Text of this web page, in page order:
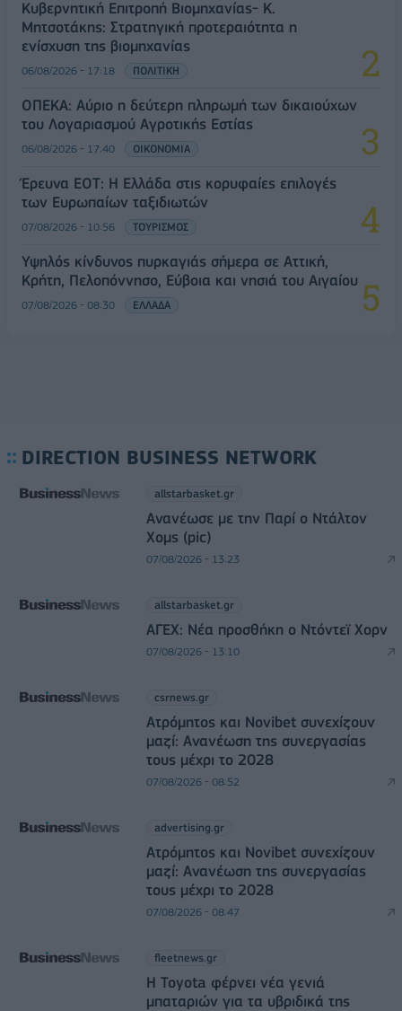
Κυβερνητική Επιτροπή Βιομηχανίας- Κ.
Μητσοτάκης: Στρατηγική προτεραιότητα η
ενίσχυση της βιομηχανίας
06/08/2026 - 17:18 ΠΟΛΙΤΙΚΗ
ΟΠΕΚΑ: Αύριο η δεύτερη πληρωμή των δικαιούχων
του Λογαριασμού Αγροτικής Εστίας
06/08/2026 - 17:40 ΟΙΚΟΝΟΜΙΑ
Έρευνα ΕΟΤ: Η Ελλάδα στις κορυφαίες επιλογές
των Ευρωπαίων ταξιδιωτών
07/08/2026 - 10:56 ΤΟΥΡΙΣΜΟΣ
Υψηλός κίνδυνος πυρκαγιάς σήμερα σε Αττική,
Κρήτη, Πελοπόννησο, Εύβοια και νησιά του Αιγαίου
07/08/2026 - 08:30 ΕΛΛΑΔΑ
DIRECTION BUSINESS NETWORK
allstarbasket.gr
Ανανέωσε με την Παρί ο Ντάλτον
Χομς (pic)
07/08/2026 - 13:23
allstarbasket.gr
ΑΓΕΧ: Νέα προσθήκη ο Ντόντεϊ Χορν
07/08/2026 - 13:10
csrnews.gr
Ατρόμητος και Novibet συνεχίζουν
μαζί: Ανανέωση της συνεργασίας
τους μέχρι το 2028
07/08/2026 - 08:52
advertising.gr
Ατρόμητος και Novibet συνεχίζουν
μαζί: Ανανέωση της συνεργασίας
τους μέχρι το 2028
07/08/2026 - 08:47
fleetnews.gr
Η Toyota φέρνει νέα γενιά
μπαταριών για τα υβριδικά της